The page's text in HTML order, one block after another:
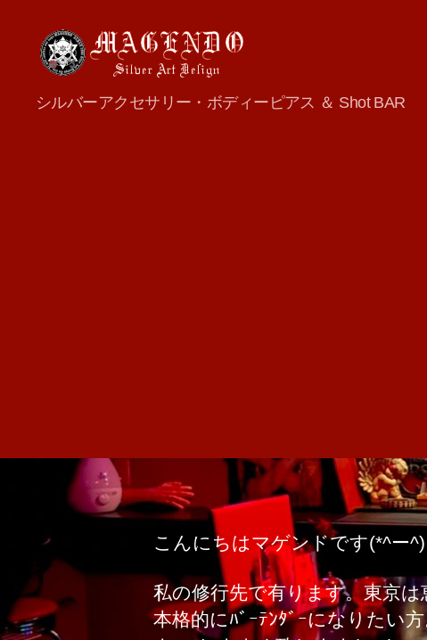
MAGENDO
JAPAN
シルバーアクセサリー・ボディーピアス ＆ Shot BAR
こんにちはマゲンドです(*^ー
私の修行先で有ります。東京は
本格的にﾊﾞｰﾃﾝﾀﾞｰになりたい